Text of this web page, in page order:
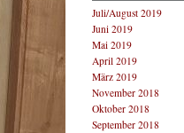
Juli/August 2019
Juni 2019
Mai 2019
April 2019
März 2019
November 2018
Oktober 2018
September 2018